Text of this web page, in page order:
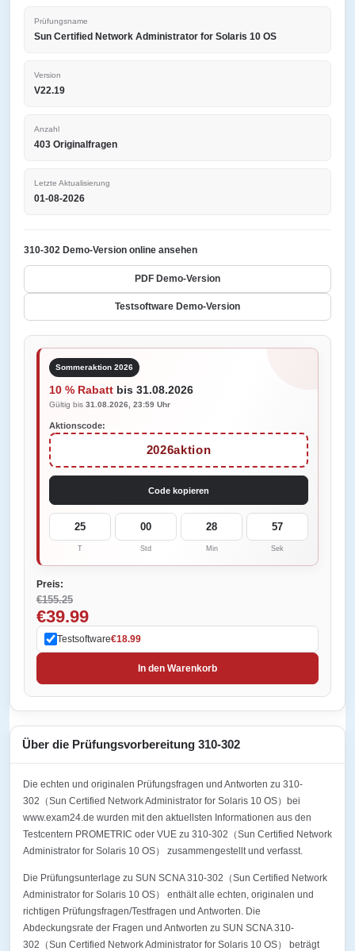
Prüfungsname
Sun Certified Network Administrator for Solaris 10 OS
Version
V22.19
Anzahl
403 Originalfragen
Letzte Aktualisierung
01-08-2026
310-302 Demo-Version online ansehen
PDF Demo-Version
Testsoftware Demo-Version
Sommeraktion 2026
10 % Rabatt bis 31.08.2026
Gültig bis 31.08.2026, 23:59 Uhr
Aktionscode:
2026aktion
Code kopieren
25
T
00
Std
28
Min
57
Sek
Preis:
€155.25
€39.99
Testsoftware€18.99
In den Warenkorb
Über die Prüfungsvorbereitung 310-302
Die echten und originalen Prüfungsfragen und Antworten zu 310-
302（Sun Certified Network Administrator for Solaris 10 OS）bei
www.exam24.de wurden mit den aktuellsten Informationen aus den
Testcentern PROMETRIC oder VUE zu 310-302（Sun Certified Network
Administrator for Solaris 10 OS） zusammengestellt und verfasst.
Die Prüfungsunterlage zu SUN SCNA 310-302（Sun Certified Network
Administrator for Solaris 10 OS） enthält alle echten, originalen und
richtigen Prüfungsfragen/Testfragen und Antworten. Die
Abdeckungsrate der Fragen und Antworten zu SUN SCNA 310-
302（Sun Certified Network Administrator for Solaris 10 OS） beträgt